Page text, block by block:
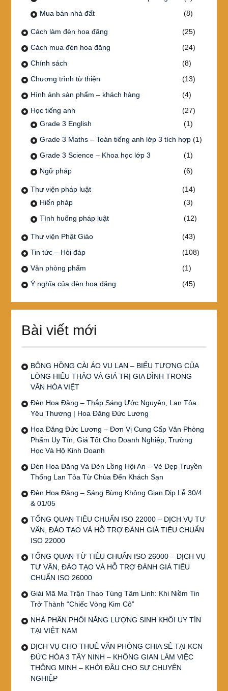
Mua bán nhà đất
(8)
Cách làm đèn hoa đăng
(25)
Cách mua đèn hoa đăng
(24)
Chính sách
(8)
Chương trình từ thiện
(13)
Hình ảnh sản phẩm – khách hàng
(4)
Học tiếng anh
(27)
Grade 3 English
(1)
Grade 3 Maths – Toán tiếng anh lớp 3 tích hợp(1)
Grade 3 Science – Khoa học lớp 3
(1)
Ngữ pháp
(6)
Thư viện pháp luật
(14)
Hiến pháp
(3)
Tình huống pháp luật
(12)
Thư viện Phật Giáo
(43)
Tin tức – Hỏi đáp
(108)
Văn phòng phẩm
(1)
Ý nghĩa của đèn hoa đăng
(45)
Bài viết mới
BÔNG HỒNG CÀI ÁO VU LAN – BIỂU TƯỢNG CỦA
LÒNG HIẾU THẢO VÀ GIÁ TRỊ GIA ĐÌNH TRONG
VĂN HÓA VIỆT
Đèn Hoa Đăng – Thắp Sáng Ước Nguyện, Lan Tỏa
Yêu Thương | Hoa Đăng Đức Lương
Hoa Đăng Đức Lương – Đơn Vị Cung Cấp Văn Phòng
Phẩm Uy Tín, Giá Tốt Cho Doanh Nghiệp, Trường
Học Và Hộ Kinh Doanh
Đèn Hoa Đăng Và Đèn Lồng Hội An – Vẻ Đẹp Truyền
Thống Lan Tỏa Từ Chùa Đến Khách Sạn
Đèn Hoa Đăng – Sáng Bừng Không Gian Dịp Lễ 30/4
& 01/05
TỔNG QUAN TIÊU CHUẨN ISO 22000 – DỊCH VỤ TƯ
VẤN, ĐÀO TẠO VÀ HỖ TRỢ ĐÁNH GIÁ TIÊU CHUẨN
ISO 22000
TỔNG QUAN TỪ TIÊU CHUẨN ISO 26000 – DỊCH VỤ
TƯ VẤN, ĐÀO TẠO VÀ HỖ TRỢ ĐÁNH GIÁ TIÊU
CHUẨN ISO 26000
Giải Mã Ma Trận Thao Túng Tâm Linh: Khi Niềm Tin
Trở Thành “Chiếc Vòng Kim Cô”
NHÀ PHÂN PHỐI NĂNG LƯỢNG SINH KHỐI UY TÍN
TẠI VIỆT NAM
DỊCH VỤ CHO THUÊ VĂN PHÒNG CHIA SẺ TẠI KCN
ĐỨC HÒA 3 TÂY NINH – KHÔNG GIAN LÀM VIỆC
THÔNG MINH – KHỞI ĐẦU CHO SỰ CHUYÊN
NGHIỆP